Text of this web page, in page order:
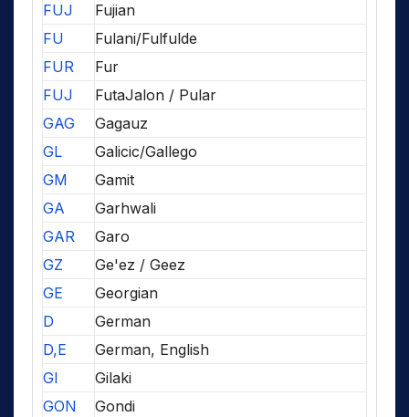
FUJ
Fujian
FU
Fulani/Fulfulde
FUR
Fur
FUJ
FutaJalon / Pular
GAG
Gagauz
GL
Galicic/Gallego
GM
Gamit
GA
Garhwali
GAR
Garo
GZ
Ge'ez / Geez
GE
Georgian
D
German
D,E
German, English
GI
Gilaki
GON
Gondi